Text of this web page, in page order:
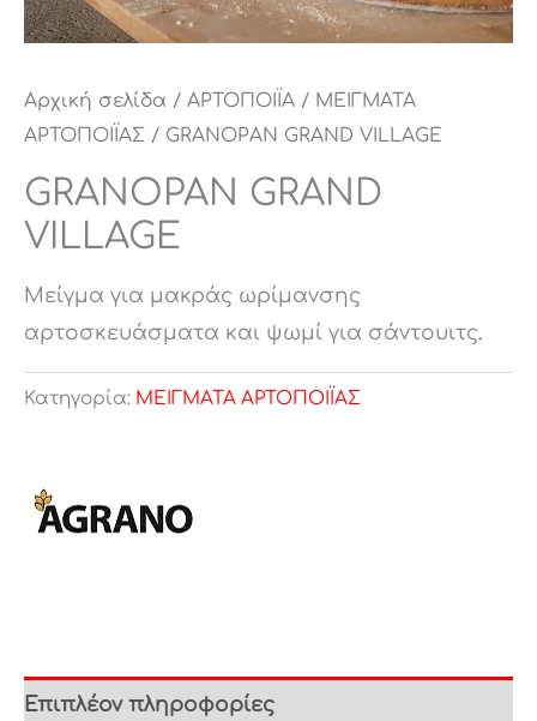
Αρχική σελίδα / ΑΡΤΟΠΟΙΪΑ / ΜΕΙΓΜΑΤΑ
ΑΡΤΟΠΟΙΪΑΣ / GRANOPAN GRAND VILLAGE
GRANOPAN GRAND
VILLAGE
Μείγμα για μακράς ωρίμανσης
αρτοσκευάσματα και ψωμί για σάντουιτς.
Κατηγορία: ΜΕΙΓΜΑΤΑ ΑΡΤΟΠΟΙΪΑΣ
Επιπλέον πληροφορίες